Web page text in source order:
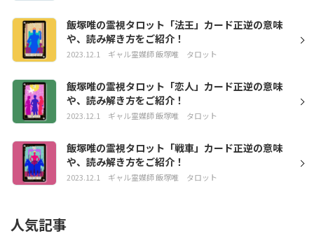
飯塚唯の霊視タロット「法王」カード正逆の意味
や、読み解き方をご紹介！
2023.12.1 ギャル霊媒師 飯塚唯 タロット
飯塚唯の霊視タロット「恋人」カード正逆の意味
や、読み解き方をご紹介！
2023.12.1 ギャル霊媒師 飯塚唯 タロット
飯塚唯の霊視タロット「戦車」カード正逆の意味
や、読み解き方をご紹介！
2023.12.1 ギャル霊媒師 飯塚唯 タロット
人気記事